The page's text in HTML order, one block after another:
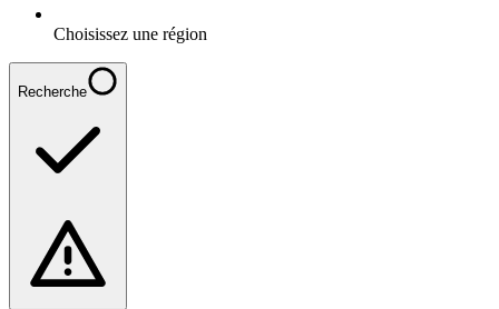
Choisissez une région
Recherche